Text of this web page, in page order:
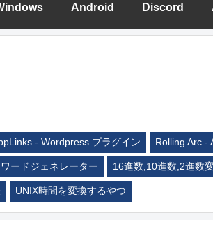
Android Discord
- Wordpress プラグイン Rolling Arc -
ードジェネレーター 16進数,10進数,2進数
UNIX時間を変換するやつ